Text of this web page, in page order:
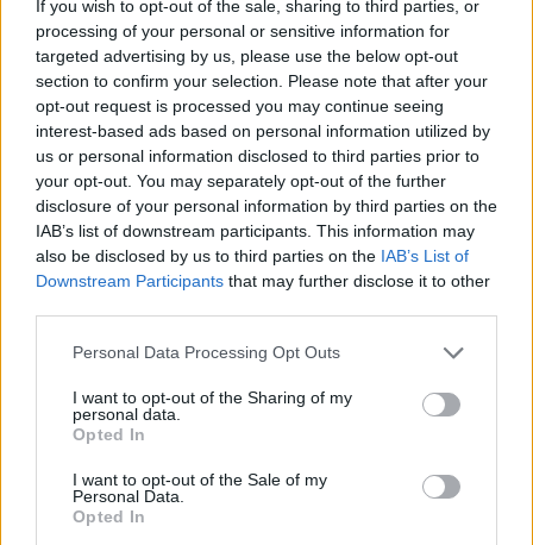
If you wish to opt-out of the sale, sharing to third parties, or
processing of your personal or sensitive information for
targeted advertising by us, please use the below opt-out
section to confirm your selection. Please note that after your
opt-out request is processed you may continue seeing
interest-based ads based on personal information utilized by
us or personal information disclosed to third parties prior to
your opt-out. You may separately opt-out of the further
disclosure of your personal information by third parties on the
IAB’s list of downstream participants. This information may
also be disclosed by us to third parties on the IAB’s List of
Downstream Participants that may further disclose it to other
Personal Data Processing Opt Outs
I want to opt-out of the Sharing of my
personal data.
Opted In
I want to opt-out of the Sale of my
Personal Data.
Opted In